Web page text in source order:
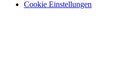
Cookie Einstellungen